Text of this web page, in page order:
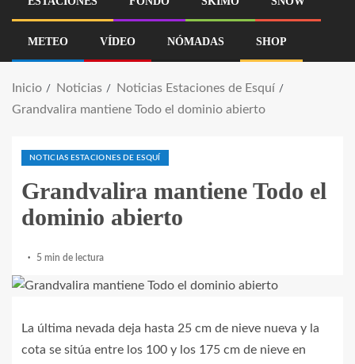
METEO VÍDEO NÓMADAS SHOP
Inicio Noticias
Noticias Estaciones de Esquí
Grandvalira mantiene Todo el dominio abierto
NOTICIAS ESTACIONES DE ESQUÍ
Grandvalira mantiene Todo el
dominio abierto
5 min de lectura
La última nevada deja hasta 25 cm de nieve nueva y la
cota se sitúa entre los 100 y los 175 cm de nieve en